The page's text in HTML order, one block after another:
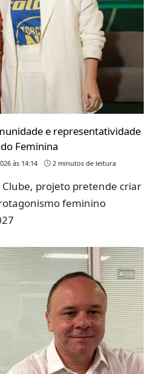
e representatividade
Feminina
às 14:14 2 minutos de leitura
projeto pretende criar
feminino